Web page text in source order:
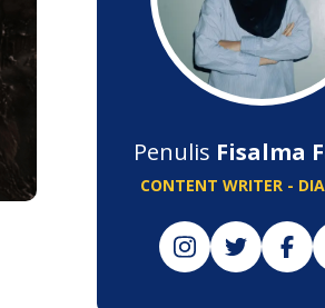
Penulis Fisalma
CONTENT WRITER -